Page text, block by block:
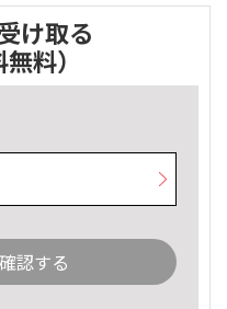
け取る
無料）
認する